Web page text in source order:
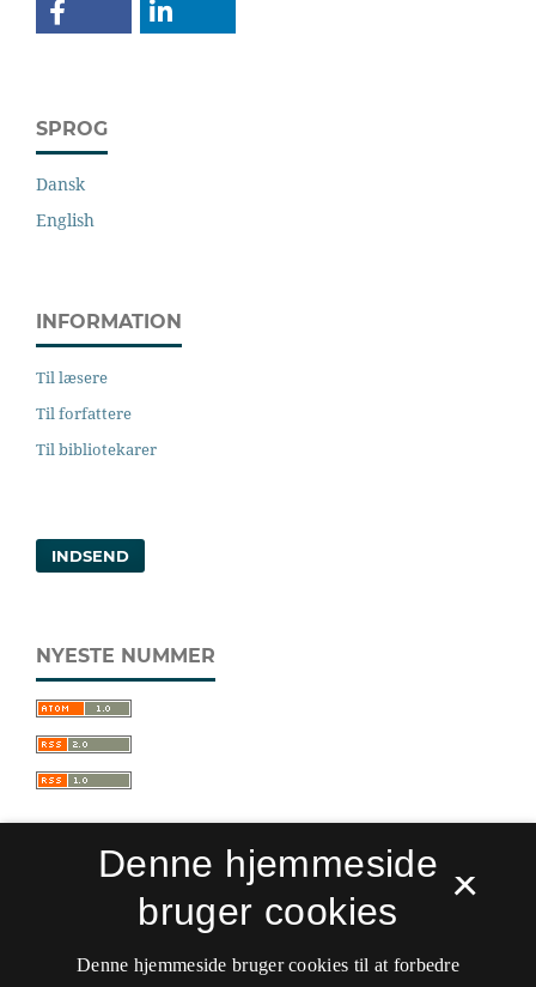
SPROG
Dansk
English
INFORMATION
Til læsere
Til forfattere
Til bibliotekarer
INDSEND
NYESTE NUMMER
Sprogforum. Tidsskrift for sprog- og
kulturpædagogik
ISSN 0909-9328 (Trykt)
×
Denne hjemmeside
bruger cookies
Denne hjemmeside bruger cookies til at forbedre